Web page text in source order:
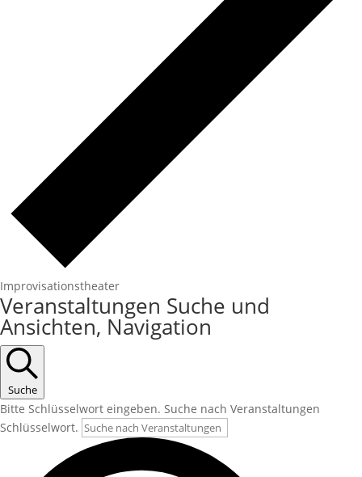
Improvisationstheater
Veranstaltungen Suche und
Ansichten, Navigation
Suche
Bitte Schlüsselwort eingeben. Suche nach Veranstaltungen
Schlüsselwort.